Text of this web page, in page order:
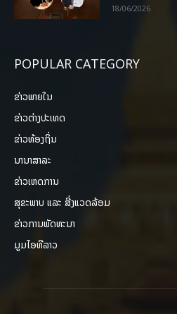
18/06/2026
POPULAR CATEGORY
ຂ່າວພາຍ​ໃນ
ຂ່າວຕ່າງປະເທດ
ຂ່າວທ້ອງຖິ່ນ
ນານາສາລະ
ຂ່າວເຫດການ
ສຸຂະພາບ ແລະ ສີ່ງແວດລ້ອມ
ຂ່າວການພັດທະນາ
ມູມໄອທີລາວ